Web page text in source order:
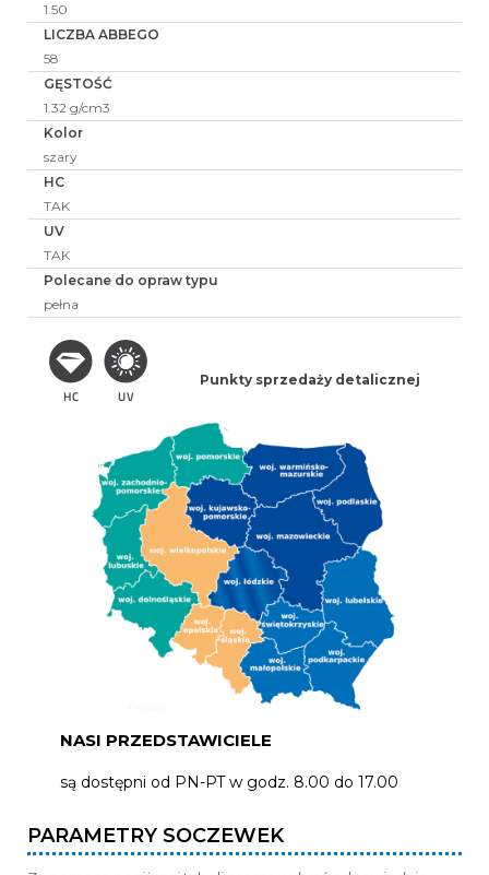
1.50
LICZBA ABBEGO
58
GĘSTOŚĆ
1.32 g/cm3
Kolor
szary
HC
TAK
UV
TAK
Polecane do opraw typu
pełna
Punkty sprzedaży detalicznej
NASI PRZEDSTAWICIELE
są dostępni od PN-PT w godz. 8.00 do 17.00
PARAMETRY SOCZEWEK